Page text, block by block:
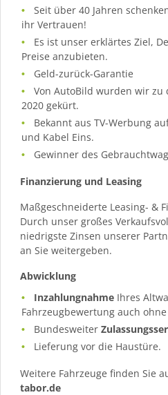
Seit über 40 Jahren
ihr Vertrauen!
Es ist unser erklärtes Ziel,
Preise anzubieten.
Geld-zurück-Garantie
Von AutoBild wurden wir
2020 gekürt.
Bekannt aus TV-Werbung
und Kabel Eins.
Gewinner des
Finanzierung und Leasing
Maßgeschneiderte Leasing- &
Durch unser großes
niedrigste Zinsen unserer
an Sie weitergeben.
Abwicklung
Inzahlungnahme Ihres
Fahrzeugbewertung auch
Bundesweiter
Lieferung vor die Haustüre.
Weitere Fahrzeuge finden Sie
tabor.de